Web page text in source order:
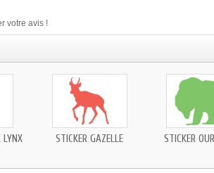
votre avis !
STICKER GAZELLE STICKER